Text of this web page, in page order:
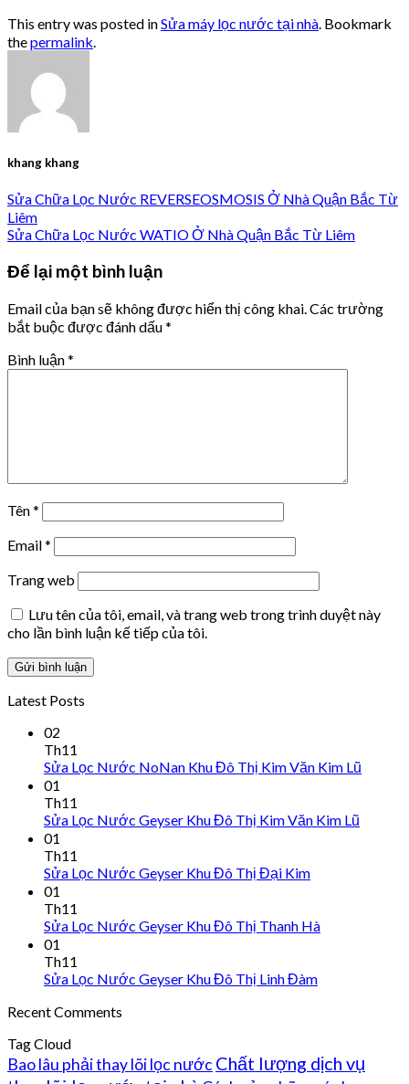
This entry was posted inSửa máy lọc nước tại nhà . Bookmark
thepermalink
khang khang
Sửa Chữa Lọc Nước REVERSEOSMOSIS Ở Nhà Quận Bắc Từ
Liêm
Sửa Chữa Lọc Nước WATIO Ở Nhà Quận Bắc Từ Liêm
Để lại một bình luận
Email của bạn sẽ không được hiển thị công khai. Các trường
bắt buộc được đánh dấu*
Bình luận*
Tên*
Email*
Trang web
Lưu tên của tôi, email, và trang web trong trình duyệt này
cho lần bình luận kế tiếp của tôi.
Latest Posts
02
Th11
Sửa Lọc Nước NoNan Khu Đô Thị Kim Văn Kim Lũ
01
Th11
Sửa Lọc Nước Geyser Khu Đô Thị Kim Văn Kim Lũ
01
Th11
Sửa Lọc Nước Geyser Khu Đô Thị Đại Kim
01
Th11
Sửa Lọc Nước Geyser Khu Đô Thị Thanh Hà
01
Th11
Sửa Lọc Nước Geyser Khu Đô Thị Linh Đàm
Recent Comments
Tag Cloud
Bao lâu phải thay lõi lọc nước Chất lượng dịch vụ